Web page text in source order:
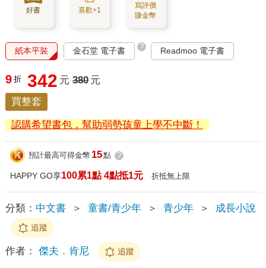
好書 喜歡+1
寫評價
賺金幣
紙本平裝 金石堂 電子書 ? Readmoo 電子書
9 折 342 元 380 元
買整套
認購希望書包，幫助弱勢孩童上學不中斷！
預計最高可得金幣 15點 ?
HAPPY GO享100累1點 4點抵1元 折抵無上限
分類： 中文書 ＞ 童書/青少年 ＞ 青少年 ＞ 成長小說
追蹤
作者： 傑夫．肯尼 追蹤